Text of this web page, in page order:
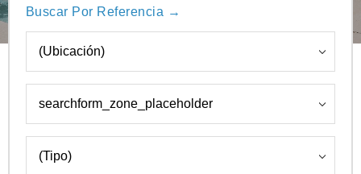
Buscar Por Referencia →